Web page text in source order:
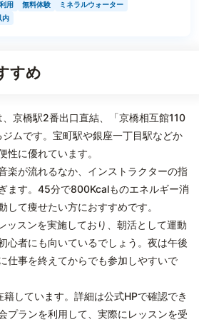
用 無料体験
ミネラルウォーター
内
すめ
、京橋駅2番出口直結、「京橋相互館110
ムです。宝町駅や銀座一丁目駅などか
性に優れています。
楽が流れるなか、インストラクターの指
ます。45分で800Kcalものエネルギー消
して痩せたい方におすすめです。
ッスンを実施しており、朝活として運動
心者にも向いているでしょう。夜は午後
仕事を終えてからでも参加しやすいで
しています。詳細は公式HPで確認でき
プランを利用して、実際にレッスンを受